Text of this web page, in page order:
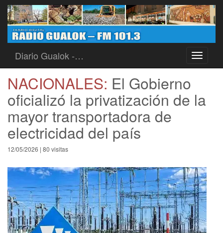
Toggle
Diario Gualok -…
NACIONALES: El Gobierno
oficializó la privatización de la
mayor transportadora de
electricidad del país
12/05/2026 | 80 visitas